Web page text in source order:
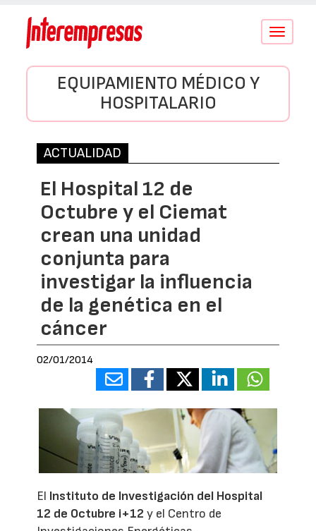
Conmutar
EQUIPAMIENTO MÉDICO Y
HOSPITALARIO
ACTUALIDAD
El Hospital 12 de
Octubre y el Ciemat
crean una unidad
conjunta para
investigar la influencia
de la genética en el
cáncer
02/01/2014
El Instituto de Investigación del Hospital
12 de Octubre i+12 y el Centro de